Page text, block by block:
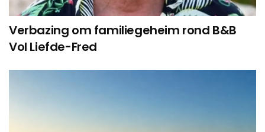
Verbazing om familiegeheim rond B&B
Vol Liefde-Fred